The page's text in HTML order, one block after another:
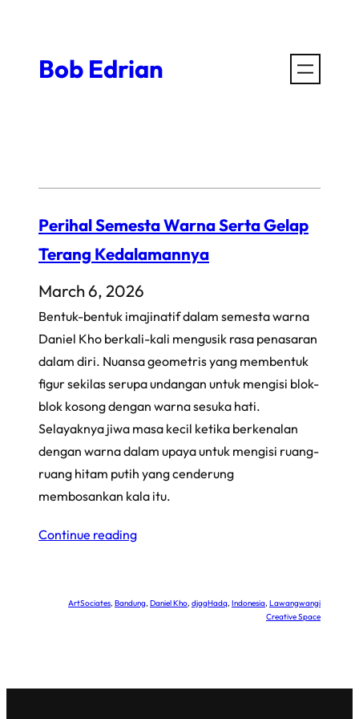
contentBob Edrian
Perihal Semesta Warna Serta Gelap
Terang Kedalamannya
March 6, 2026
Bentuk-bentuk imajinatif dalam semesta warna
Daniel Kho berkali-kali mengusik rasa penasaran
dalam diri. Nuansa geometris yang membentuk
figur sekilas serupa undangan untuk mengisi blok-
blok kosong dengan warna sesuka hati.
Selayaknya jiwa masa kecil ketika berkenalan
dengan warna dalam upaya untuk mengisi ruang-
ruang hitam putih yang cenderung
membosankan kala itu.
Continue reading
ArtSociates, Bandung, Daniel Kho, djagHadq, Indonesia, Lawangwangi
Creative Space